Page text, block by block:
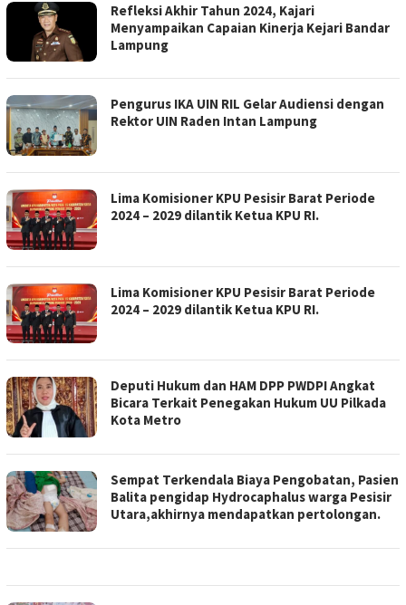
Refleksi Akhir Tahun 2024, Kajari
Menyampaikan Capaian Kinerja Kejari Bandar
Lampung
Pengurus IKA UIN RIL Gelar Audiensi dengan
Rektor UIN Raden Intan Lampung
Lima Komisioner KPU Pesisir Barat Periode
2024 – 2029 dilantik Ketua KPU RI.
Lima Komisioner KPU Pesisir Barat Periode
2024 – 2029 dilantik Ketua KPU RI.
Deputi Hukum dan HAM DPP PWDPI Angkat
Bicara Terkait Penegakan Hukum UU Pilkada
Kota Metro
Sempat Terkendala Biaya Pengobatan, Pasien
Balita pengidap Hydrocaphalus warga Pesisir
Utara,akhirnya mendapatkan pertolongan.